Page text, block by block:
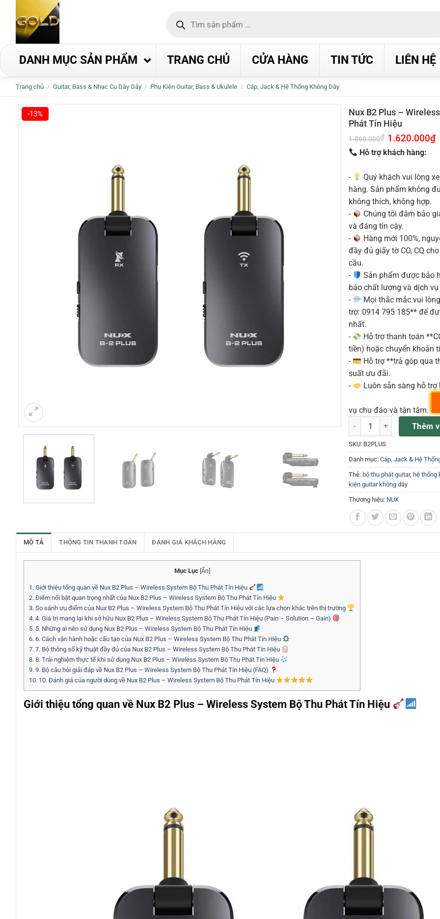
dung
kiếm
DANH MỤC SẢN PHẨM TRANG CHỦ CỬA HÀNG TIN TỨC LIÊN HỆ
Trang chủ / Guitar, Bass & Nhạc Cụ Dây Gảy / Phụ Kiện Guitar, Bass & Ukulele / Cáp, Jack & Hệ Thống Không Dây
-13%
Nux B2 Plus –
Phát Tín Hiệu
1.860.000₫ Giá
gốc
là:
1.860.000₫.
1.620.000₫
Hỗ trợ khách hàng:
-
Quý khách vui lòng
hàng. Sản phẩm không
không thích, không hợp.
-
Chúng tôi đảm bảo
và đáng tin cậy.
-
Hàng mới 100%,
đầy đủ giấy tờ CO, CQ
cầu.
-
Sản phẩm được bảo
bảo chất lượng và dịch
-
Mọi thắc mắc vui
trợ: 0914 795 185** để
nhất.
-
Hỗ trợ thanh toán
tiền) hoặc chuyển khoản
-
Hỗ trợ **trả góp qua
suất ưu đãi.
-
Luôn sẵn sàng hỗ
vụ chu đáo và tận tâm.
Nux B2 Plus – WirelessThêm
SKU: B2PLUS
Danh mục: Cáp, Jack & Hệ
Thẻ: bộ thu phát guitar, hệ thống
kiện guitar không dây
Thương hiệu: NUX
MÔ TẢ THÔNG TIN THANH TOÁN ĐÁNH GIÁ KHÁCH HÀNG
Mục Lục Ẩn
1. Giới thiệu tổng quan về Nux B2 Plus – Wireless System Bộ Thu Phát Tín Hiệu
2. Điểm nổi bật quan trọng nhất của Nux B2 Plus – Wireless System Bộ Thu Phát Tín Hiệu
3. So sánh ưu điểm của Nux B2 Plus – Wireless System Bộ Thu Phát Tín Hiệu với các lựa chọn khác trên thị trường
4. 4. Giá trị mang lại khi sở hữu Nux B2 Plus – Wireless System Bộ Thu Phát Tín Hiệu (Pain – Solution – Gain)
5. 5. Những ai nên sử dụng Nux B2 Plus – Wireless System Bộ Thu Phát Tín Hiệu
6. 6. Cách vận hành hoặc cấu tạo của Nux B2 Plus – Wireless System Bộ Thu Phát Tín Hiệu
7. 7. Bộ thông số kỹ thuật đầy đủ của Nux B2 Plus – Wireless System Bộ Thu Phát Tín Hiệu
8. 8. Trải nghiệm thực tế khi sử dụng Nux B2 Plus – Wireless System Bộ Thu Phát Tín Hiệu
9. 9. Bộ câu hỏi giải đáp về Nux B2 Plus – Wireless System Bộ Thu Phát Tín Hiệu (FAQ)
10. 10. Đánh giá của người dùng về Nux B2 Plus – Wireless System Bộ Thu Phát Tín Hiệu
Giới thiệu tổng quan về Nux B2 Plus – Wireless System Bộ Thu Phát Tín Hiệu